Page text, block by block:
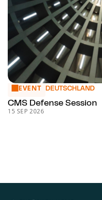
CMS Defense Session
EVENT DEUTSCHLAND
CMS Defense Session
15 SEP 2026